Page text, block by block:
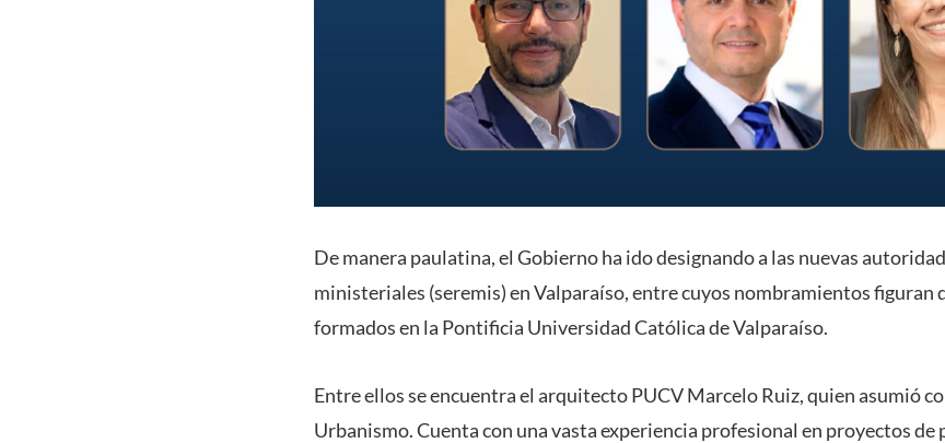
De manera paulatina, el Gobierno ha ido designando a las nuevas
ministeriales (seremis) en Valparaíso, entre cuyos nombramientos figuran
formados en la Pontificia Universidad Católica de Valparaíso.
Entre ellos se encuentra el arquitecto PUCV Marcelo Ruiz, quien asumió
Urbanismo. Cuenta con una vasta experiencia profesional en proyectos